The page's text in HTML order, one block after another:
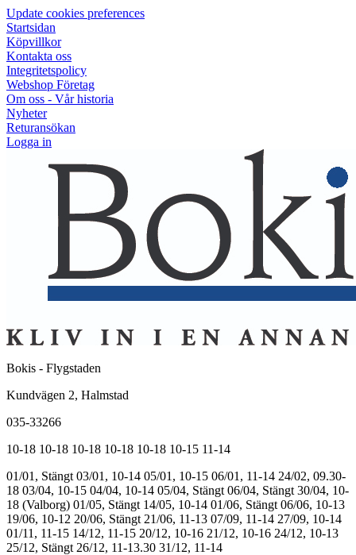
Update cookies preferences
Startsidan
Köpvillkor
Kontakta oss
Integritetspolicy
Webshop Företag
Om oss - Vår historia
Nyheter
Returansökan
Logga in
Bokis - Flygstaden
Kundvägen 2, Halmstad
035-33266
10-18 10-18 10-18 10-18 10-18 10-15 11-14
01/01, Stängt 03/01, 10-14 05/01, 10-15 06/01, 11-14 24/02, 09.30-
18 03/04, 10-15 04/04, 10-14 05/04, Stängt 06/04, Stängt 30/04, 10-
18 (Valborg) 01/05, Stängt 14/05, 10-14 01/06, Stängt 06/06, 10-13
19/06, 10-12 20/06, Stängt 21/06, 11-13 07/09, 11-14 27/09, 10-14
01/11, 11-15 14/12, 11-15 20/12, 10-16 21/12, 10-16 24/12, 10-13
25/12, Stängt 26/12, 11-13.30 31/12, 11-14